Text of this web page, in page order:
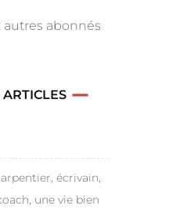
Limogne en Quercy – Le
Gascou – Cahors
Cahors – Montculq
Compostelle – Étape 17 –
autres abonnés
écrivain,
une vie bien